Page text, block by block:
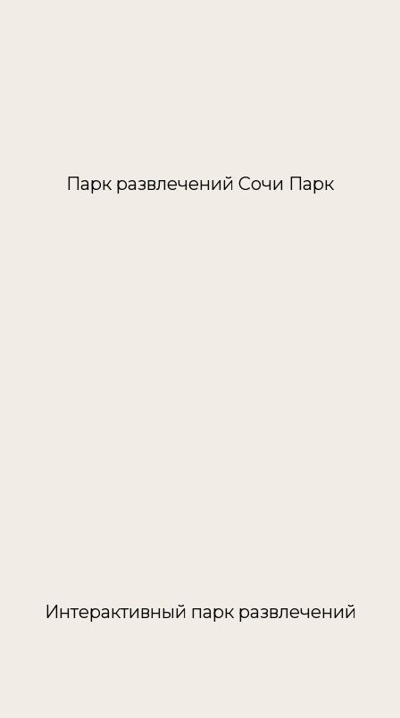
Парк развлечений Сочи Парк
Интерактивный парк развлечений